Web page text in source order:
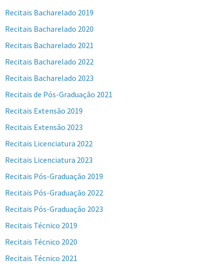
Recitais Bacharelado 2019
Recitais Bacharelado 2020
Recitais Bacharelado 2021
Recitais Bacharelado 2022
Recitais Bacharelado 2023
Recitais de Pós-Graduação 2021
Recitais Extensão 2019
Recitais Extensão 2023
Recitais Licenciatura 2022
Recitais Licenciatura 2023
Recitais Pós-Graduação 2019
Recitais Pós-Graduação 2022
Recitais Pós-Graduação 2023
Recitais Técnico 2019
Recitais Técnico 2020
Recitais Técnico 2021